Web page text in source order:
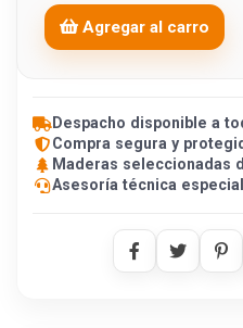
Agregar al carro
Despacho disponible a
Compra segura y
Maderas seleccionadas
Asesoría técnica